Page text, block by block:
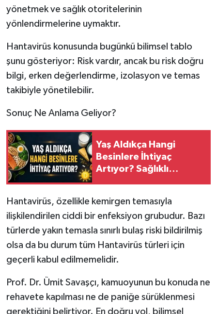
yönetmek ve sağlık otoritelerinin
yönlendirmelerine uymaktır.
Hantavirüs konusunda bugünkü bilimsel tablo
şunu gösteriyor: Risk vardır, ancak bu risk doğru
bilgi, erken değerlendirme, izolasyon ve temas
takibiyle yönetilebilir.
Sonuç Ne Anlama Geliyor?
Yaş Aldıkça Hangi
Besinlere İhtiyaç
Artıyor? Sağlıklı
Hantavirüs, özellikle kemirgen temasıyla
ilişkilendirilen ciddi bir enfeksiyon grubudur. Bazı
türlerde yakın temasla sınırlı bulaş riski bildirilmiş
olsa da bu durum tüm Hantavirüs türleri için
geçerli kabul edilmemelidir.
Prof. Dr. Ümit Savaşçı, kamuoyunun bu konuda ne
rehavete kapılması ne de paniğe sürüklenmesi
gerektiğini belirtiyor. En doğru yol, bilimsel